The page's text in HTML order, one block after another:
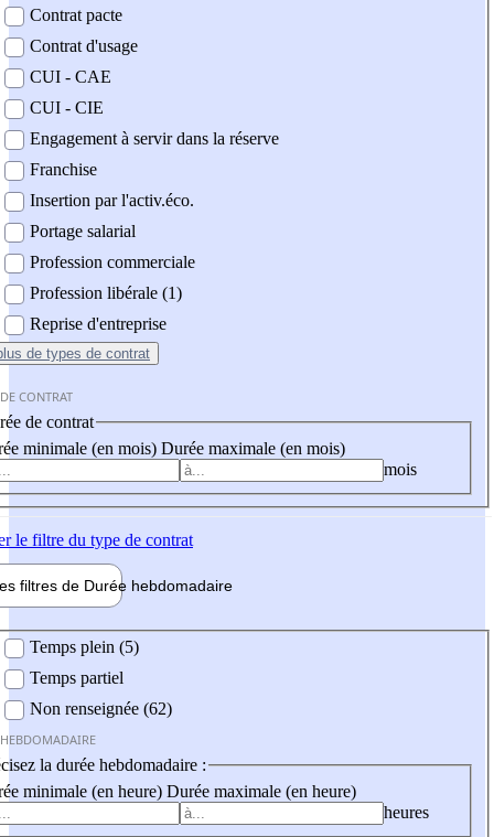
Contrat pacte
Contrat d'usage
CUI - CAE
CUI - CIE
Engagement à servir dans la réserve
Franchise
Insertion par l'activ.éco.
Portage salarial
Profession commerciale
Profession libérale (1)
Reprise d'entreprise
de types de contrat
CONTRAT
de contrat
minimale (en mois) Durée maximale (en mois)
mois
le filtre du type de contrat
filtres de Durée hebdomadaire
Temps plein (5)
Temps partiel
Non renseignée (62)
la durée hebdomadaire :
minimale (en heure) Durée maximale (en heure)
heures